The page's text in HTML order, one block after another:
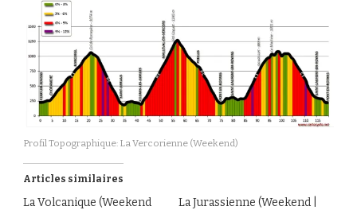
Profil Topographique: La Vercorienne (Weekend)
Articles similaires
La Volcanique (Weekend
La Jurassienne (Weekend |